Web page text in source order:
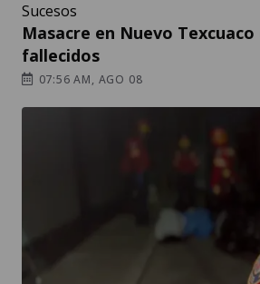
Sucesos
Masacre en Nuevo
fallecidos
07:56 AM, AGO 08